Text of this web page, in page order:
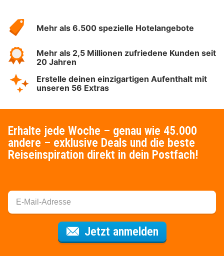
Hotelspecials
Mehr als 6.500 spezielle Hotelangebote
Mehr als 2,5 Millionen zufriedene Kunden seit
20 Jahren
Erstelle deinen einzigartigen Aufenthalt mit
unseren 56 Extras
Erhalte jede Woche – genau wie 45.000
andere – exklusive Deals und die beste
Reiseinspiration direkt in dein Postfach!
Jetzt anmeldenFür den